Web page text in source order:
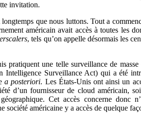
invitation.
que nous luttons. Tout a
américain avait accès à toutes les
, tels qu’on appelle désormais les
pratiquent une telle surveillance de
Intelligence Surveillance Act) qui a été
a posteriori. Les États-Unis ont ainsi un
d’un fournisseur de cloud américain,
Cet accès concerne donc
société américaine y a accès de quelque